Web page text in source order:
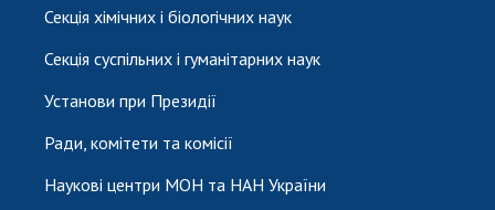
Секція хімічних і біологічних наук
Секція суспільних і гуманітарних наук
Установи при Президії
Ради, комітети та комісії
Наукові центри МОН та НАН України